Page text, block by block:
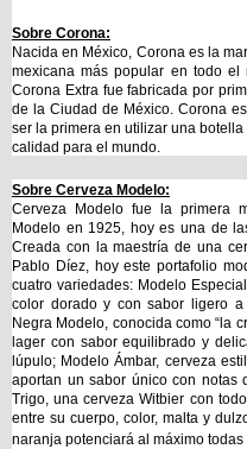
Sobre Corona:
Nacida en México, Corona es la
mexicana más popular en todo
Corona Extra fue fabricada por
de la Ciudad de México. Corona
ser la primera en utilizar una
calidad para el mundo.
Sobre Cerveza Modelo:
Cerveza Modelo fue la primera
Modelo en 1925, hoy es una de
Creada con la maestría de una
Pablo Díez, hoy este portafolio
cuatro variedades: Modelo
color dorado y con sabor ligero a
Negra Modelo, conocida como “la
lager con sabor equilibrado y
lúpulo; Modelo Ámbar, cerveza
aportan un sabor único con notas
Trigo, una cerveza Witbier con
entre su cuerpo, color, malta y
naranja potenciará al máximo todas